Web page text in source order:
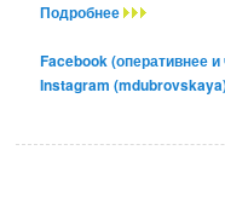
Подробнее
Facebook (оперативнее
Instagram